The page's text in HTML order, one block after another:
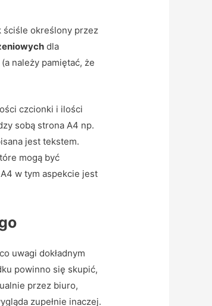
ściśle określony przez
dla
należy pamiętać, że
czcionki i ilości
sobą strona A4 np.
jest tekstem.
mogą być
w tym aspekcie jest
uwagi dokładnym
powinno się skupić,
przez biuro,
zupełnie inaczej.